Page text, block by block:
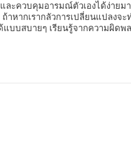
ละควบคุมอารมณ์ตัวเองได้ง่ายม
าหากเรากลัวการเปลี่ยนแปลง
บบสบายๆ เรียนรู้จากความผิดพ